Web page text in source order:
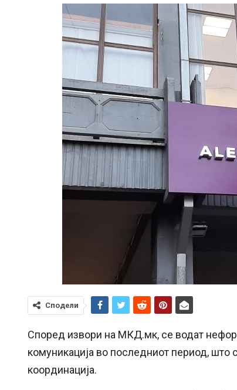
Сподели
Според извори на МКД.мк, се водат
комуникација во последниот период, што
координација.